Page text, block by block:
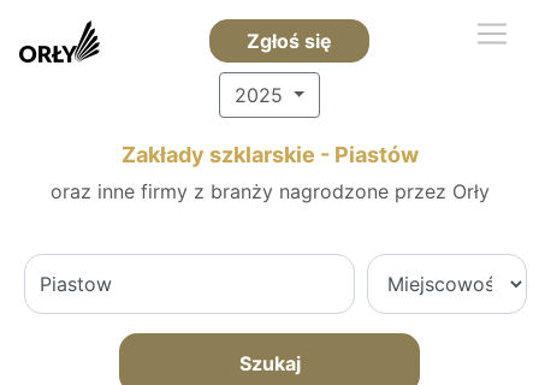
Zgłoś się
2025
Zakłady szklarskie - Piastów
oraz inne firmy z branży nagrodzone przez Orły
Szukaj